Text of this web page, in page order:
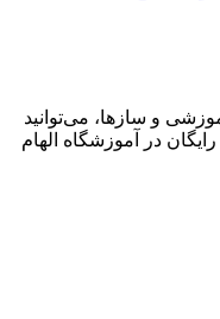
و سازها، می‌توانید
در آموزشگاه الهام